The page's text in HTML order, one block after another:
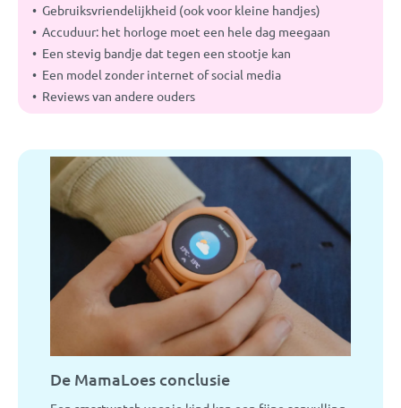
Gebruiksvriendelijkheid (ook voor kleine handjes)
Accuduur: het horloge moet een hele dag meegaan
Een stevig bandje dat tegen een stootje kan
Een model zonder internet of social media
Reviews van andere ouders
De MamaLoes conclusie